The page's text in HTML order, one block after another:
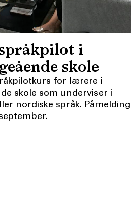
i
skole
for lærere i
skole som underviser i
nordiske språk. Påmelding